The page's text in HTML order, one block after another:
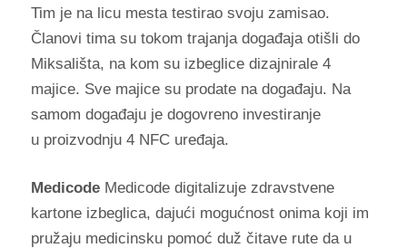
Tim je na licu mesta testirao svoju zamisao.
Članovi tima su tokom trajanja događaja otišli do
Miksališta, na kom su izbeglice dizajnirale 4
majice. Sve majice su prodate na događaju. Na
samom događaju je dogovreno investiranje
u proizvodnju 4 NFC uređaja.
MedicodeMedicode digitalizuje zdravstvene
kartone izbeglica, dajući mogućnost onima koji im
pružaju medicinsku pomoć duž čitave rute da u